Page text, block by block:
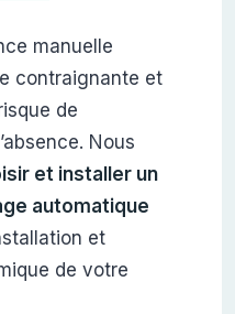
manuelle
contraignante et
de
Nous
et installer un
automatique
et
de votre